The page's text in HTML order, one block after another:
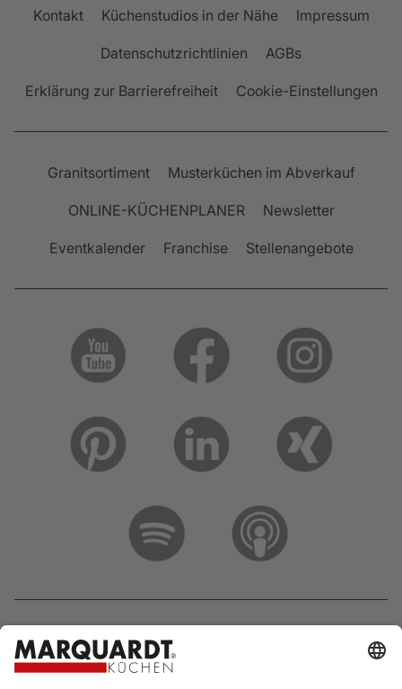
Kontakt Küchenstudios in der Nähe Impressum
Datenschutzrichtlinien AGBs
Erklärung zur Barrierefreiheit Cookie-Einstellungen
Granitsortiment Musterküchen im Abverkauf
ONLINE-KÜCHENPLANER Newsletter
Eventkalender Franchise Stellenangebote
Hotline 0800 133 133 0
info@marquardt-kuechen.de